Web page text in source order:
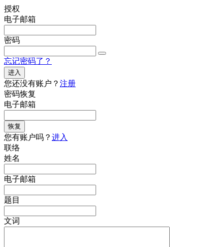
授权
电子邮箱
密码
忘记密码了？
进入
您还没有账户？ 注册
密码恢复
电子邮箱
恢复
您有账户吗？ 进入
联络
姓名
电子邮箱
题目
文词